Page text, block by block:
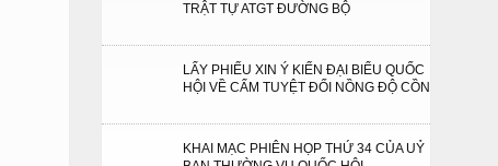
TRẬT TỰ ATGT ĐƯỜNG BỘ
LẤY PHIẾU XIN Ý KIẾN ĐẠI BIỂU QUỐC
HỘI VỀ CẤM TUYỆT ĐỐI NỒNG ĐỘ CỒN
KHAI MẠC PHIÊN HỌP THỨ 34 CỦA UỶ